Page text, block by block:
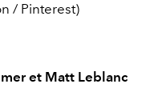
/ Pinterest)
et Matt Leblanc